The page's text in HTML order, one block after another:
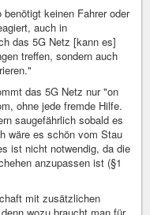
keinen Fahrer oder
auch in
das 5G Netz [kann es]
treffen, sondern auch
das 5G Netz nur "on
ohne jede fremde Hilfe.
saugefährlich sobald es
wäre es schön vom Stau
ist nicht notwendig, da die
anzupassen ist (§1
mit zusätzlichen